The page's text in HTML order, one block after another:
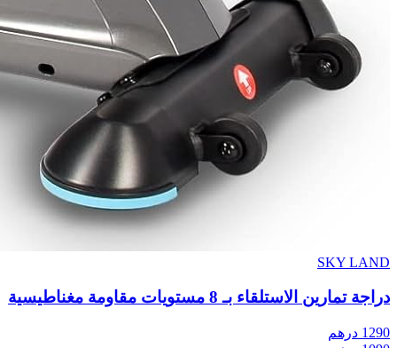
SKY LAND
دراجة تمارين الاستلقاء بـ 8 مستويات مقاومة مغناطيسية
1290 درهم